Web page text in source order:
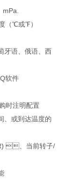
度（℃或℉）
语、俄语、西
软件
时注明配置
、或到达温度的
、当前转子/